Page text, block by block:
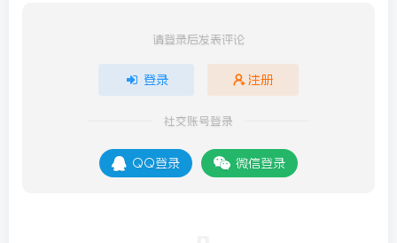
请登录后发表评论
登录 注册
社交账号登录
QQ登录 微信登录